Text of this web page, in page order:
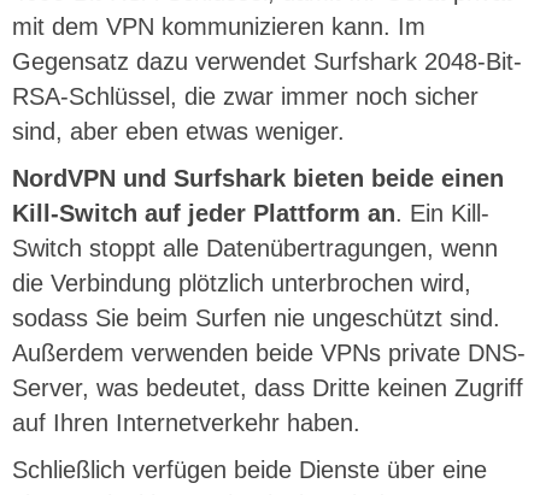
mit dem VPN kommunizieren kann. Im
Gegensatz dazu verwendet Surfshark 2048-Bit-
RSA-Schlüssel, die zwar immer noch sicher
sind, aber eben etwas weniger.
NordVPN und Surfshark bieten beide einen
Kill-Switch auf jeder Plattform an. Ein Kill-
Switch stoppt alle Datenübertragungen, wenn
die Verbindung plötzlich unterbrochen wird,
sodass Sie beim Surfen nie ungeschützt sind.
Außerdem verwenden beide VPNs private DNS-
Server, was bedeutet, dass Dritte keinen Zugriff
auf Ihren Internetverkehr haben.
Schließlich verfügen beide Dienste über eine